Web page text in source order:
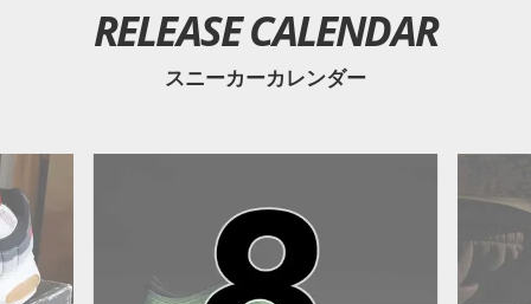
RELEASE CALENDAR
スニーカーカレンダー